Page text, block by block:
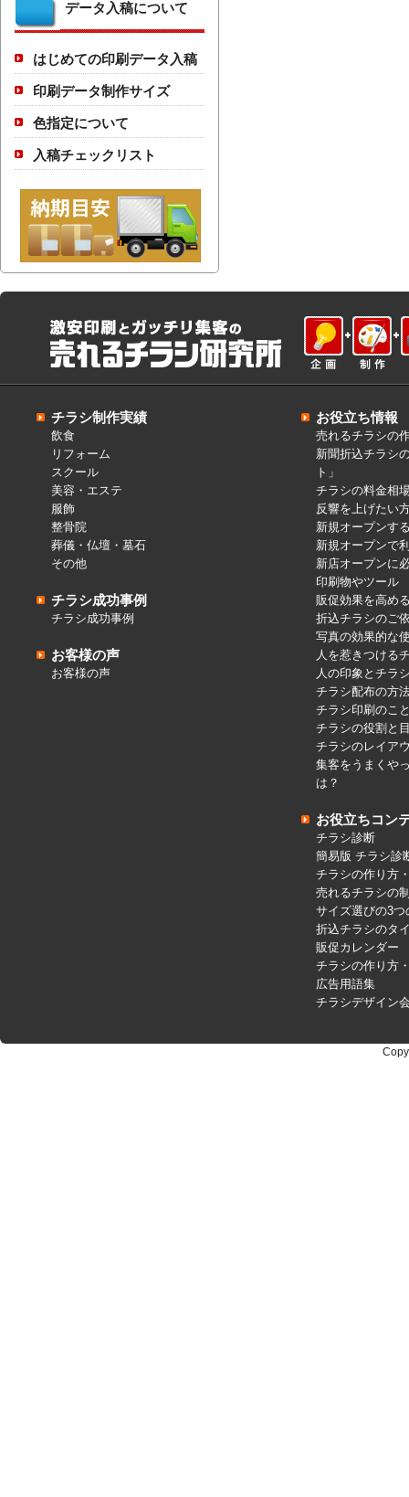
データ入稿について
はじめての印刷データ入稿
印刷データ制作サイズ
色指定について
入稿チェックリスト
チラシ制作実績
飲食
リフォーム
スクール
美容・エステ
服飾
整骨院
葬儀・仏壇・墓石
その他
チラシ成功事例
チラシ成功事例
お客様の声
お客様の声
お役立ち情報
売れるチラシの
新聞折込チラシ
ト」
チラシの料金相
反響を上げたい
新規オープンす
新規オープンで
新店オープンに
印刷物やツール
販促効果を高め
折込チラシのご
写真の効果的な
人を惹きつける
人の印象とチラ
チラシ配布の方
チラシ印刷のこ
チラシの役割と
チラシのレイア
集客をうまくや
は？
お役立ちコン
チラシ診断
簡易版 チラシ診
チラシの作り方
売れるチラシの
サイズ選びの3つ
折込チラシのタ
販促カレンダー
チラシの作り方
広告用語集
チラシデザイン